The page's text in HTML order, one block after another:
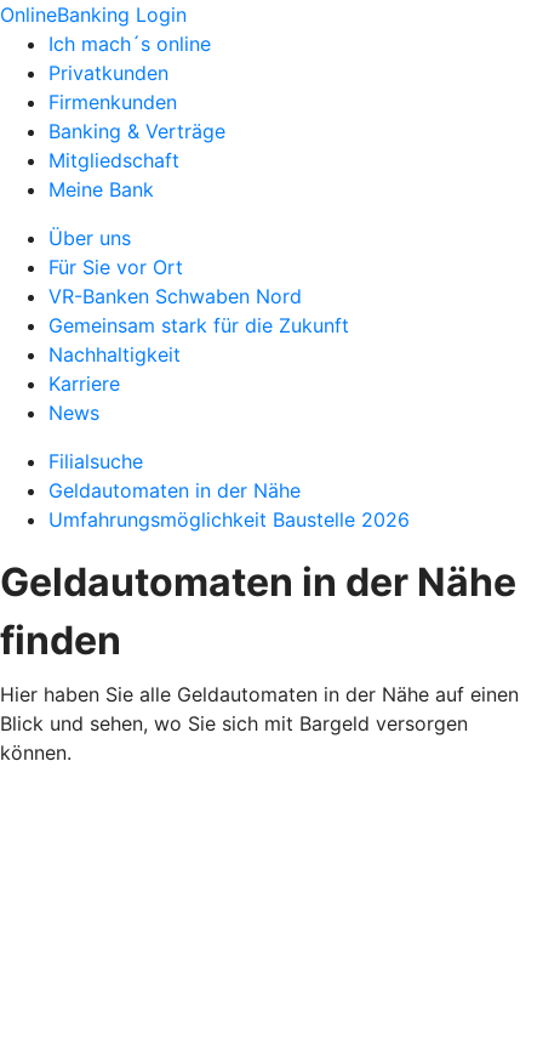
OnlineBanking Login
Ich mach´s online
Privatkunden
Firmenkunden
Banking & Verträge
Mitgliedschaft
Meine Bank
Über uns
Für Sie vor Ort
VR-Banken Schwaben Nord
Gemeinsam stark für die Zukunft
Nachhaltigkeit
Karriere
News
Filialsuche
Geldautomaten in der Nähe
Umfahrungsmöglichkeit Baustelle 2026
Geldautomaten in der Nähe
finden
Hier haben Sie alle Geldautomaten in der Nähe auf einen
Blick und sehen, wo Sie sich mit Bargeld versorgen
können.